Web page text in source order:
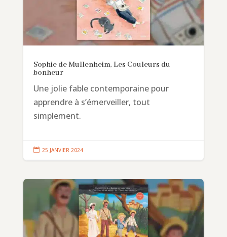
Sophie de Mullenheim, Les Couleurs du
bonheur
Une jolie fable contemporaine pour
apprendre à s’émerveiller, tout
simplement.
 25 JANVIER 2024